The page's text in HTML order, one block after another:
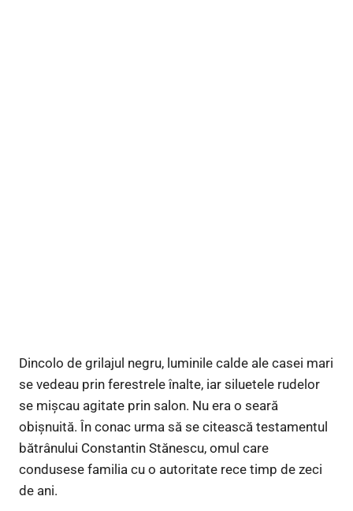
Dincolo de grilajul negru, luminile calde ale casei mari
se vedeau prin ferestrele înalte, iar siluetele rudelor
se mișcau agitate prin salon. Nu era o seară
obișnuită. În conac urma să se citească testamentul
bătrânului Constantin Stănescu, omul care
condusese familia cu o autoritate rece timp de zeci
de ani.